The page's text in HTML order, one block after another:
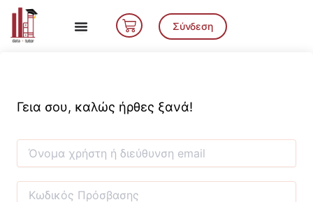
Μετάβαση
περιεχόμενο
Cart Σύνδεση
Γεια σου, καλώς ήρθες ξανά!